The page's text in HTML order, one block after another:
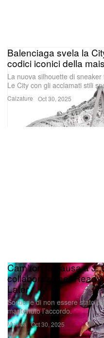
Calzature
Balenciaga svela la
codici iconici della
La nuova silhouette di
Le City con gli acclamati stili
Oct 30, 2025
Musica
Cam’ron fa causa a J.
collaborazione “Ready
Later
Sostiene di non essere stato
mantenuto l’accordo.
Oct 30, 2025